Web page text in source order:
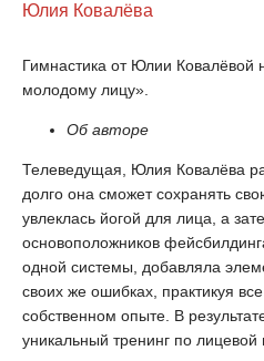
Юлия Ковалёва
Гимнастика от Юлии Ковалёвой
молодому лицу».
Об авторе
Телеведущая, Юлия Ковалёва
долго она сможет сохранять
увлеклась йогой для лица, а
основоположников
одной системы, добавляла
своих же ошибках, практикуя
собственном опыте. В
уникальный тренинг по лицевой